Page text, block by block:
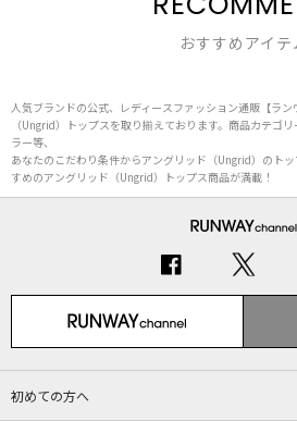
おすすめアイテ
人気ブランドの公式、レディースファッション通販【ラ
（Ungrid）トップスを取り揃えております。商品カテゴ
ラー等、
あなたのこだわり条件からアングリッド（Ungrid）のト
すめのアングリッド（Ungrid）トップス商品が満載！
初めての方へ